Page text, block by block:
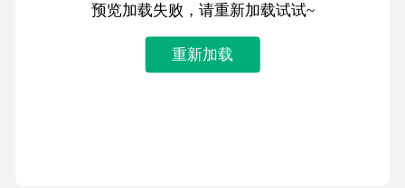
预览加载失败，请重新加载试试~
重新加载